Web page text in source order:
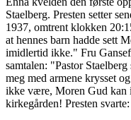
Staelberg. Presten setter
1937, omtrent klokken
at hennes barn hadde sett
imidlertid ikke." Fru
samtalen: "Pastor
meg med armene krysset
ikke være, Moren Gud kan
kirkegården! Presten